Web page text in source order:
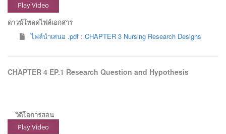
Play Video
ดาวน์โหลดไฟล์เอกสาร
ไฟล์นำเสนอ .pdf : CHAPTER 3 Nursing Research Designs
CHAPTER 4 EP.1 Research Question and Hypothesis
วิดีโอการสอน
Play Video